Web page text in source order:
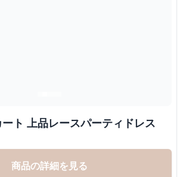
ト 上品レースパーティドレス
商品の詳細を見る